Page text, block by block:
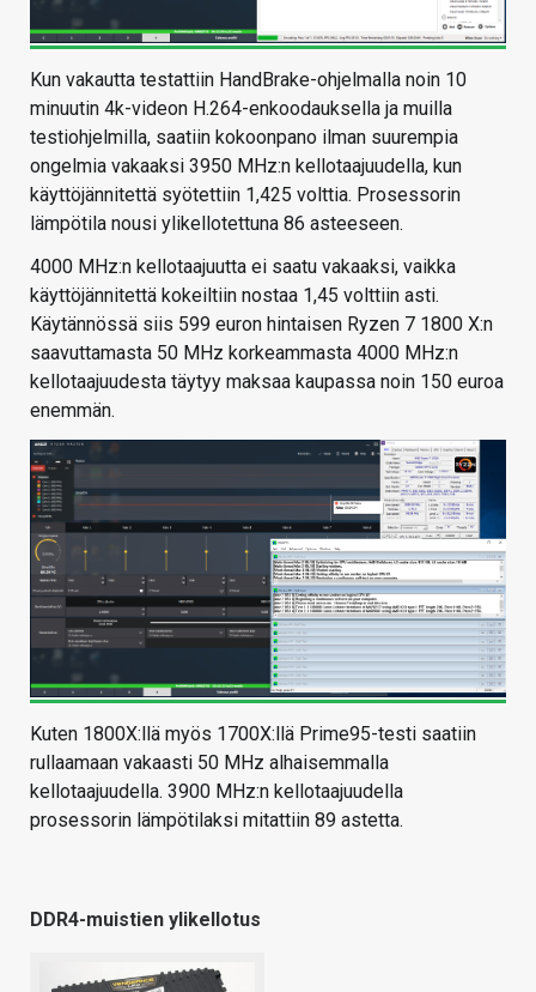
Kun vakautta testattiin HandBrake-ohjelmalla noin 10
minuutin 4k-videon H.264-enkoodauksella ja muilla
testiohjelmilla, saatiin kokoonpano ilman suurempia
ongelmia vakaaksi 3950 MHz:n kellotaajuudella, kun
käyttöjännitettä syötettiin 1,425 volttia. Prosessorin
lämpötila nousi ylikellotettuna 86 asteeseen.
4000 MHz:n kellotaajuutta ei saatu vakaaksi, vaikka
käyttöjännitettä kokeiltiin nostaa 1,45 volttiin asti.
Käytännössä siis 599 euron hintaisen Ryzen 7 1800 X:n
saavuttamasta 50 MHz korkeammasta 4000 MHz:n
kellotaajuudesta täytyy maksaa kaupassa noin 150 euroa
enemmän.
Kuten 1800X:llä myös 1700X:llä Prime95-testi saatiin
rullaamaan vakaasti 50 MHz alhaisemmalla
kellotaajuudella. 3900 MHz:n kellotaajuudella
prosessorin lämpötilaksi mitattiin 89 astetta.
DDR4-muistien ylikellotus